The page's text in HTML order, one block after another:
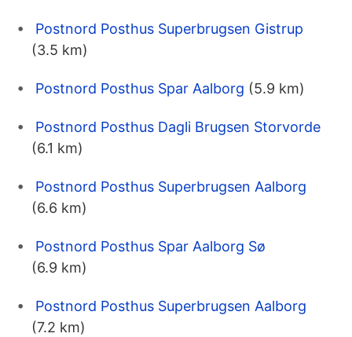
Postnord Posthus Superbrugsen Gistrup
(3.5 km)
Postnord Posthus Spar Aalborg (5.9 km)
Postnord Posthus Dagli Brugsen Storvorde
(6.1 km)
Postnord Posthus Superbrugsen Aalborg
(6.6 km)
Postnord Posthus Spar Aalborg Sø
(6.9 km)
Postnord Posthus Superbrugsen Aalborg
(7.2 km)